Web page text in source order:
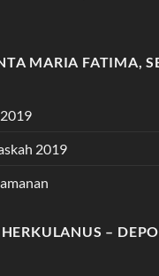
MARIA FATIMA,
2019
–